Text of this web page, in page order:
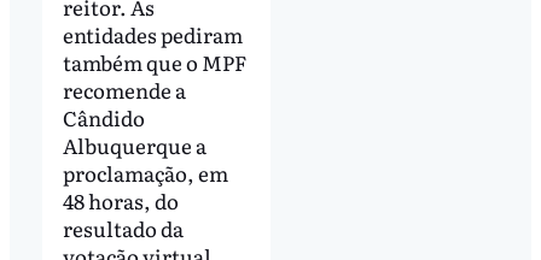
reitor. As
entidades pediram
também que o MPF
recomende a
Cândido
Albuquerque a
proclamação, em
48 horas, do
resultado da